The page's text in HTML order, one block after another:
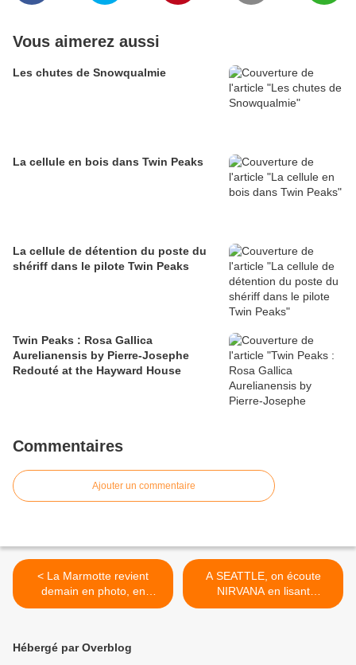
Vous aimerez aussi
Les chutes de Snowqualmie
La cellule en bois dans Twin Peaks
La cellule de détention du poste du
shériff dans le pilote Twin Peaks
Twin Peaks : Rosa Gallica
Aurelianensis by Pierre-Josephe
Redouté at the Hayward House
Commentaires
Ajouter un commentaire
< La Marmotte revient
demain en photo, en
plusieurs photos .....
A SEATTLE, on écoute
NIRVANA en lisant
LASTDAYS ! >
Hébergé par Overblog